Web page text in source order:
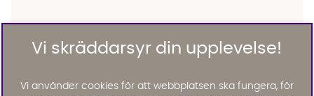
FURUD Kuddfodral Ivory/Röd
Vi skräddarsyr din upplevelse!
Vi använder cookies för att webbplatsen ska fungera, för